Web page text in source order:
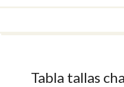
Tabla tallas